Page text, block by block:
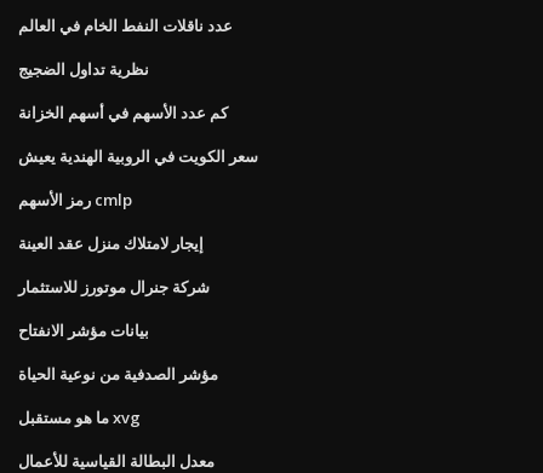
عدد ناقلات النفط الخام في العالم
نظرية تداول الضجيج
كم عدد الأسهم في أسهم الخزانة
سعر الكويت في الروبية الهندية يعيش
رمز الأسهم cmlp
إيجار لامتلاك منزل عقد العينة
شركة جنرال موتورز للاستثمار
بيانات مؤشر الانفتاح
مؤشر الصدفية من نوعية الحياة
ما هو مستقبل xvg
معدل البطالة القياسية للأعمال